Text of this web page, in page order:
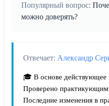
Популярный вопрос:
можно доверять?
Отвечает: Александр
🎓 В основе действующее
Проверено
Последние изменения в